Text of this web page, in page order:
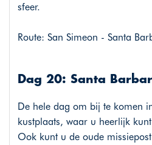
sfeer.
Route: San Simeon - Santa
Dag 20: Santa
De hele dag om bij te komen in
kustplaats, waar u heerlijk
Ook kunt u de oude